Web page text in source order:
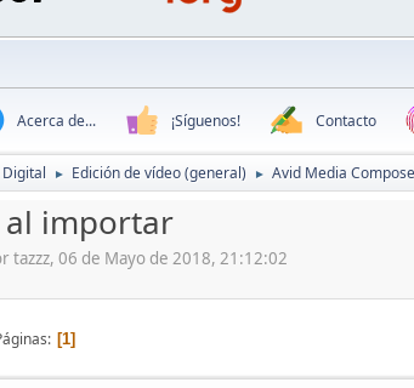
Acerca de... ¡Síguenos! Contacto
► Edición de vídeo (general) ► Avid Media
importar
tazzz, 06 de Mayo de 2018, 21:12:02
1